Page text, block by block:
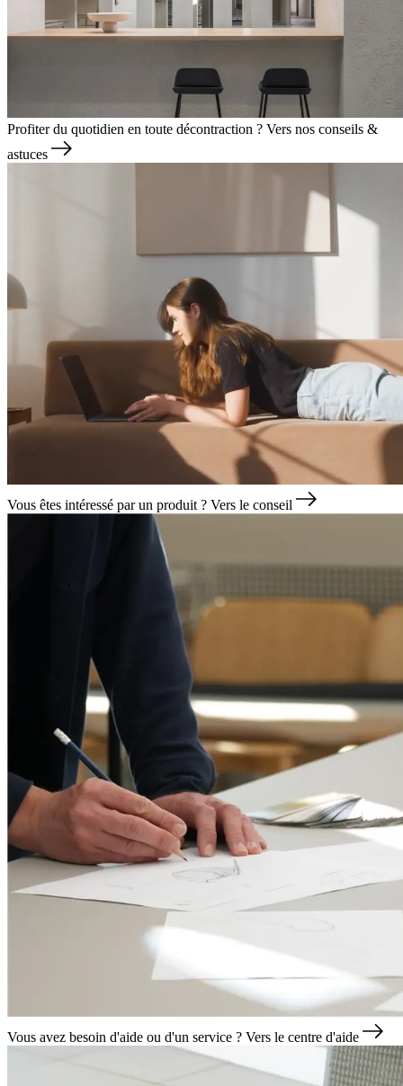
Profiter du quotidien en toute décontraction ? Vers nos conseils &
astuces
Vous êtes intéressé par un produit ? Vers le conseil
Vous avez besoin d'aide ou d'un service ? Vers le centre d'aide